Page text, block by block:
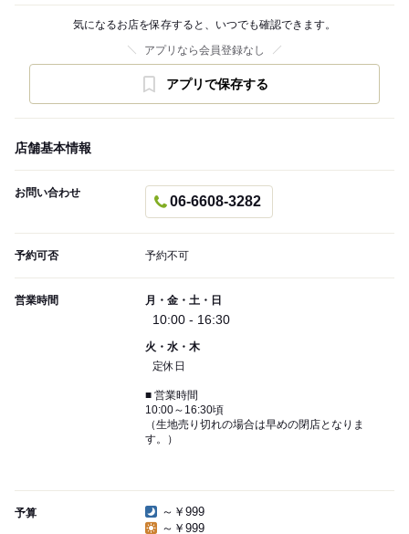
気になるお店を保存すると、いつでも確認できます。
アプリなら会員登録なし
アプリで保存する
店舗基本情報
お問い合わせ
06-6608-3282
予約可否 予約不可
営業時間 月・金・土・日
10:00 - 16:30
火・水・木
定休日
■ 営業時間
10:00～16:30頃
（生地売り切れの場合は早めの閉店となりま
す。）
予算
～￥999
～￥999